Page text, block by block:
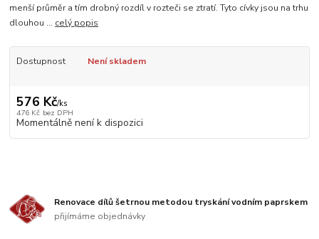
menší průměr a tím drobný rozdíl v rozteči se ztratí. Tyto cívky jsou na trhu
dlouhou ... celý popis
Dostupnost Není skladem
576 Kč/ks
476 Kč bez DPH
Momentálně není k dispozici
Renovace dílů šetrnou metodou tryskání vodním paprskem
přijímáme objednávky